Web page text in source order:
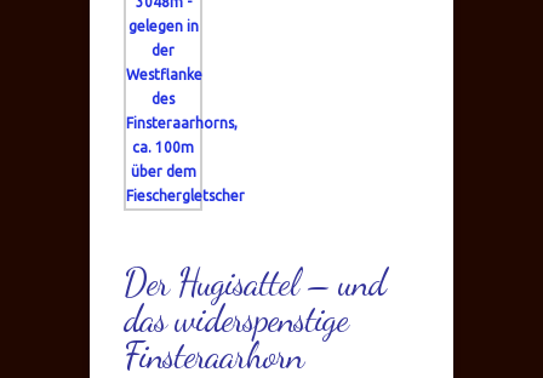
Der Hugisattel – und
das widerspenstige
Finsteraarhorn